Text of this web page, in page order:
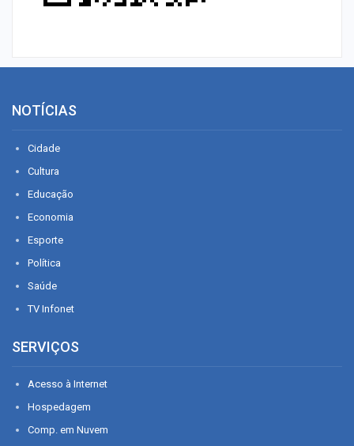
NOTÍCIAS
Cidade
Cultura
Educação
Economia
Esporte
Política
Saúde
TV Infonet
SERVIÇOS
Acesso à Internet
Hospedagem
Comp. em Nuvem